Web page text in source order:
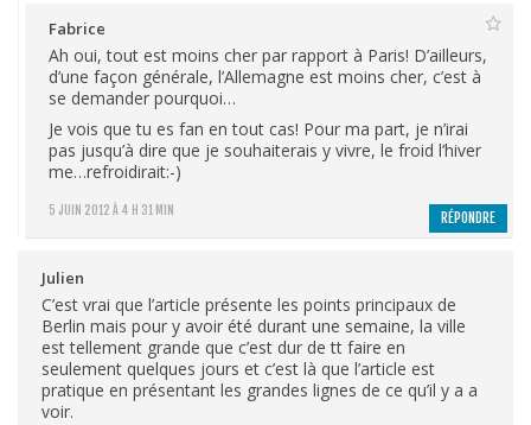
Fabrice
5 JUIN 2012 À 4 H 31 MIN
Ah oui, tout est moins cher par rapport à Paris! D’ailleurs,
d’une façon générale, l’Allemagne est moins cher, c’est à
se demander pourquoi…
Je vois que tu es fan en tout cas! Pour ma part, je n’irai
pas jusqu’à dire que je souhaiterais y vivre, le froid l’hiver
me…refroidirait:-)
RÉPONDRE
Julien
C’est vrai que l’article présente les points principaux de
Berlin mais pour y avoir été durant une semaine, la ville
est tellement grande que c’est dur de tt faire en
seulement quelques jours et c’est là que l’article est
pratique en présentant les grandes lignes de ce qu’il y a a
voir.